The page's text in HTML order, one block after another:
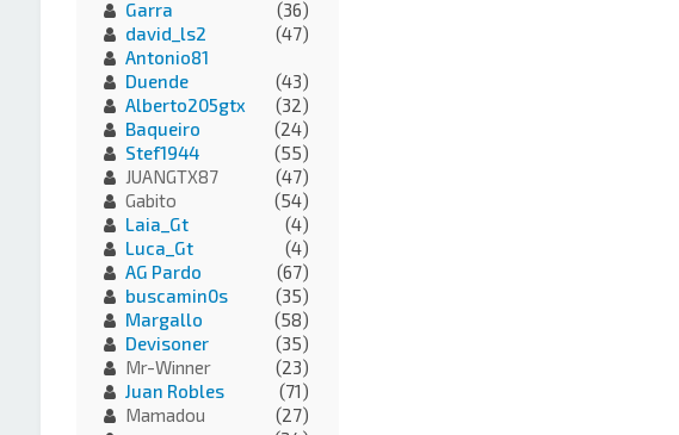
Garra
(36)
david_ls2
(47)
Antonio81
Duende
(43)
Alberto205gtx
(32)
Baqueiro
(24)
Stef1944
(55)
JUANGTX87
(47)
Gabito
(54)
Laia_Gt
(4)
Luca_Gt
(4)
AG Pardo
(67)
buscamin0s
(35)
Margallo
(58)
Devisoner
(35)
Mr-Winner
(23)
Juan Robles
(71)
Mamadou
(27)